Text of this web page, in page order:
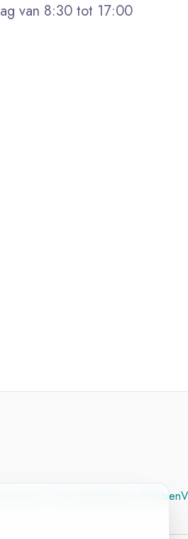
van 8:30 tot 17:00
Vacature Plaatsen